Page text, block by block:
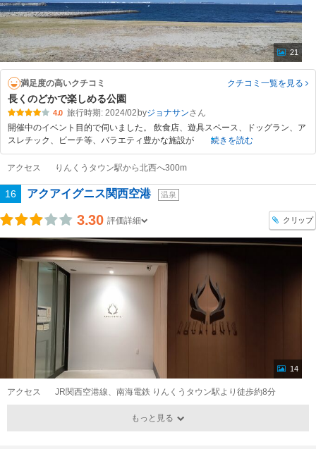
21
満足度の高いクチコミ クチコミ一覧を見る
長くのどかで楽しめる公園
4.0 旅行時期: 2024/02 byジョナサン
開催中のイベント目的で伺いました。 飲食店、遊具スペース、ドッグラン、ア
スレチック、ビーチ等、バラエティ豊かな施設が
続きを読む
アクセス りんくうタウン駅から北西へ300m
16 アクアイグニス関西空港 温泉
3.30 評価詳細 クリップ
14
アクセス JR関西空港線、南海電鉄 りんくうタウン駅より徒歩約8分
もっと見る